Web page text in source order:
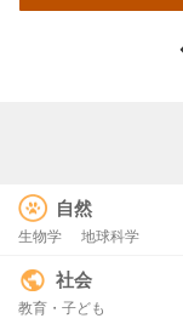
自然
生物学 地球科学
社会
教育・子ども